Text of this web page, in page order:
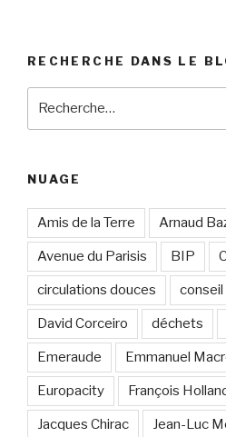
RECHERCHE DANS LE
NUAGE
Amis de la Terre Arnaud
Avenue du Parisis BIP
circulations douces conseil
David Corceiro déchets
Emeraude Emmanuel
Europacity François
Jacques Chirac Jean-Luc